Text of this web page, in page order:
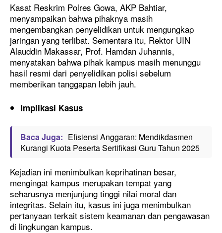
Kasat Reskrim Polres Gowa, AKP Bahtiar,
menyampaikan bahwa pihaknya masih
mengembangkan penyelidikan untuk mengungkap
jaringan yang terlibat. Sementara itu, Rektor UIN
Alauddin Makassar, Prof. Hamdan Juhannis,
menyatakan bahwa pihak kampus masih menunggu
hasil resmi dari penyelidikan polisi sebelum
memberikan tanggapan lebih jauh.
Implikasi Kasus
Baca Juga: Efisiensi Anggaran: Mendikdasmen
Kurangi Kuota Peserta Sertifikasi Guru Tahun 2025
Kejadian ini menimbulkan keprihatinan besar,
mengingat kampus merupakan tempat yang
seharusnya menjunjung tinggi nilai moral dan
integritas. Selain itu, kasus ini juga menimbulkan
pertanyaan terkait sistem keamanan dan pengawasan
di lingkungan kampus.